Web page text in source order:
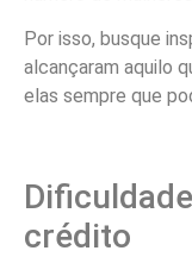
Por isso, busque
alcançaram aquilo
elas sempre que
crédito